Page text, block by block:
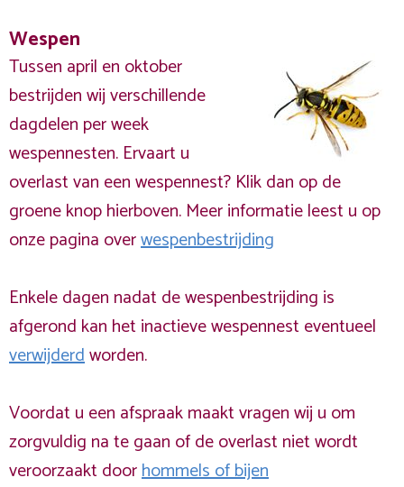
Wespen
Tussen april en oktober
bestrijden wij verschillende
dagdelen per week
wespennesten. Ervaart u
overlast van een wespennest? Klik dan op de
groene knop hierboven. Meer informatie leest u op
onze pagina overwespenbestrijding
Enkele dagen nadat de wespenbestrijding is
afgerond kan het inactieve wespennest eventueel
verwijderdworden.
Voordat u een afspraak maakt vragen wij u om
zorgvuldig na te gaan of de overlast niet wordt
veroorzaakt doorhommels of bijen